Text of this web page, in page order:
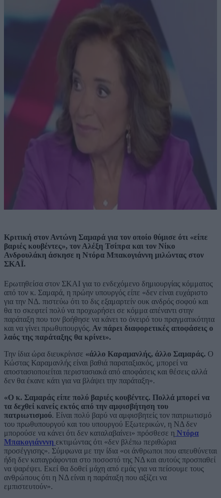
Κριτική στον Αντώνη Σαμαρά για τον οποίο θύμισε ότι «είπε
βαριές κουβέντες», τον Αλέξη Τσίπρα και τον Νίκο
Ανδρουλάκη άσκησε η Ντόρα Μπακογιάννη μιλώντας στον
ΣΚΑΪ.
Ερωτηθείσα στον ΣΚΑΙ για το ενδεχόμενο δημιουργίας κόμματος
από τον κ. Σαμαρά, η πρώην υπουργός είπε «δεν είναι ευχάριστο
για την ΝΔ. πιστεύω ότι το δις εξαμαρτείν ουκ ανδρός σοφού και
θα το σκεφτεί πολύ να προχωρήσει σε κόμμα απέναντι στην
παράταξη που τον βοήθησε να κάνει το όνειρό του πραγματικότητα
και να γίνει πρωθυπουργός. Αν πάρει διαφορετικές αποφάσεις ο
λαός της παράταξης θα κρίνει».
Την ίδια ώρα διευκρίνισε «άλλο Καραμανλής, άλλο Σαμαράς. Ο
Κώστας Καραμανλής είναι βαθιά παραταξιακός, μπορεί να
αποστασιοποιείται περιστασιακά από αποφάσεις και θέσεις αλλά
δεν θα έκανε κάτι για να βλάψει την παράταξη».
«Ο κ. Σαμαράς είπε πολύ βαριές κουβέντες. Πολλά μπορεί να
τα δεχθεί κανείς εκτός από την αμφισβήτηση του
πατριωτισμού. Είναι πολύ βαρύ να αμφισβητείς τον πατριωτισμό
του πρωθυπουργού και του υπουργού Εξωτερικών, η ΝΔ δεν
μπορούσε να κάνει ότι δεν καταλαβαίνει» πρόσθεσε η Ντόρα
Μπακογιάνννη εκτιμώντας ότι «δεν βλέπω περιθώρια
προσέγγισης». Σύμφωνα με την ίδια «οι άνθρωποι που απευθύνεται
ήδη δεν καταγράφονται στο ποσοστό της ΝΔ και αυτούς προσπαθεί
να ψαρέψει. Εκεί θα δοθεί μάχη από εμάς για να πείσουμε τους
ανθρώπους ότι η ΝΔ είναι η παράταξη που αξίζει να
εμπιστευτούν».